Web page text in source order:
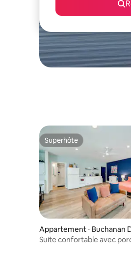
Superhôte
Superhôte
Appartement ⋅ Buchanan
m
Suite confortable avec